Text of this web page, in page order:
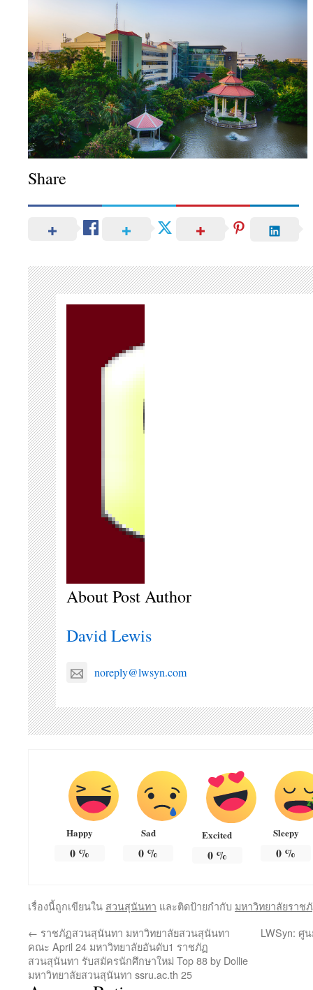
Share
About Post Author
David Lewis
noreply@lwsyn.com
Happy
0%
Sad
0 %
Excited
0%
Sleepy
0 %
เรื่องนี้ถูกเขียนใน สวนสุนันทา และติดป้ายกำกับ มหาวิทยาลัยราช
← ราชภัฏสวนสุนันทา มหาวิทยาลัยสวนสุนันทา
คณะ April 24 มหาวิทยาลัยอันดับ1 ราชภัฏ
สวนสุนันทา รับสมัครนักศึกษาใหม่ Top 88 by Dollie
มหาวิทยาลัยสวนสุนันทา ssru.ac.th 25
LWSyn: ศู